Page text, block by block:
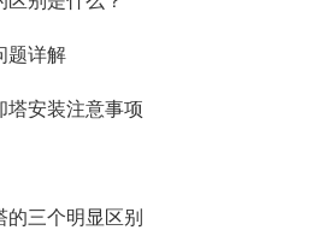
题详解
塔安装注意事项
三个明显区别